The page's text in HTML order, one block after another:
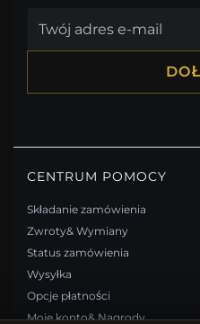
CENTRUM POMOCY
Składanie zamówienia
Zwroty& Wymiany
Status zamówienia
Wysyłka
Opcje płatności
Moje konto& Nagrody